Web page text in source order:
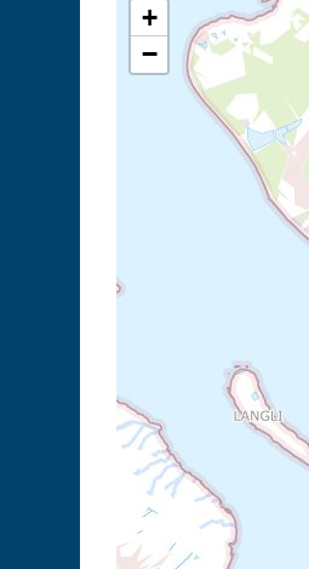
+
−